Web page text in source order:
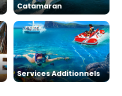
Catamaran
Services Additionnels